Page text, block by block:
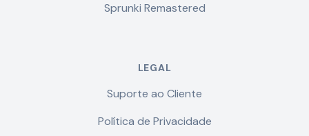
Sprunki Remastered
LEGAL
Suporte ao Cliente
Política de Privacidade